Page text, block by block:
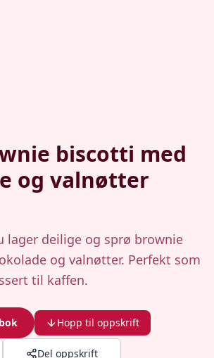
biscotti med
og valnøtter
lager deilige og sprø brownie
og valnøtter. Perfekt som
til kaffen.
Hopp til oppskrift
Del oppskrift